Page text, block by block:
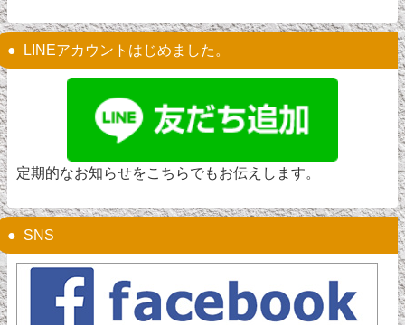
LINEアカウントはじめました。
定期的なお知らせをこちらでもお伝えします。
SNS